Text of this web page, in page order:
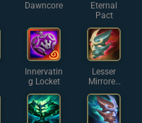
Dawncore
Eternal
Pact
Innervatin
g Locket
Lesser
Mirrored
Persona